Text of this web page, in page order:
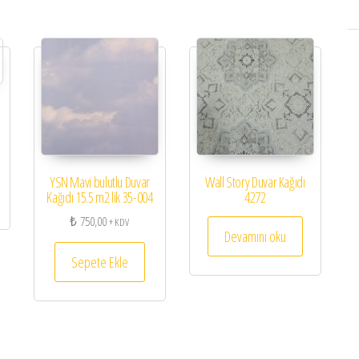
YSN Mavi bulutlu Duvar
Kağıdı 15.5 m2 lik 35-004
₺ 750,00+ KDV
Sepete Ekle
Wall Story Duvar Kağıdı
4272
Devamını oku